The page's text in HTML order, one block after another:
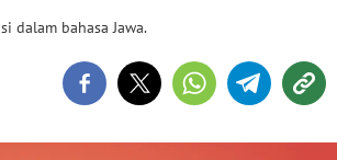
dalam bahasa Jawa.